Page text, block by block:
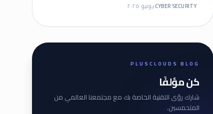
CYBER SECURITYيونيو ٢٠٢٥
PLUSCLOUDS BLOG
كن مؤلفًا
شارك رؤى التقنية الخاصة بك مع مجتمعنا العالمي من
المتحمسين.